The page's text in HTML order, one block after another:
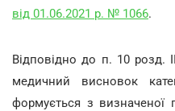
від 01.06.2021 р. № 1066.
Відповідно до п. 10 розд.
медичний висновок
формується з визначеної